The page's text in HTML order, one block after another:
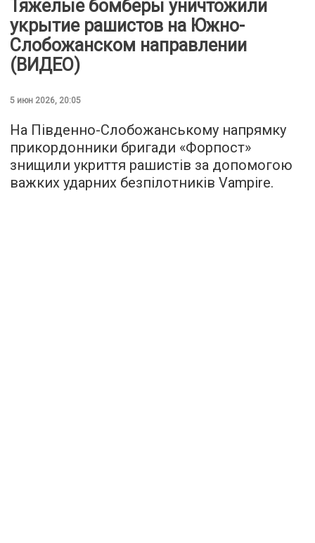
Тяжелые бомберы уничтожили
укрытие рашистов на Южно-
Слобожанском направлении
(ВИДЕО)
5 июн 2026, 20:05
На Південно-Слобожанському напрямку
прикордонники бригади «Форпост»
знищили укриття рашистів за допомогою
важких ударних безпілотників Vampire.